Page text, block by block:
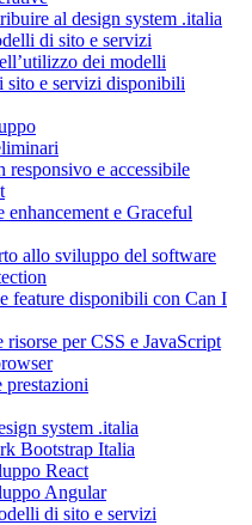
al design system .italia
di sito e servizi
dei modelli
sito e servizi disponibili
responsivo e accessibile
enhancement e Graceful
allo sviluppo del software
feature disponibili con Can I
risorse per CSS e JavaScript
prestazioni
system .italia
Bootstrap Italia
React
Angular
di sito e servizi